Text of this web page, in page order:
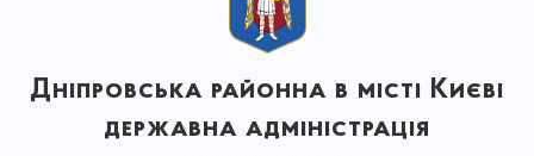
Дніпровська районна в місті Києві
державна адміністрація